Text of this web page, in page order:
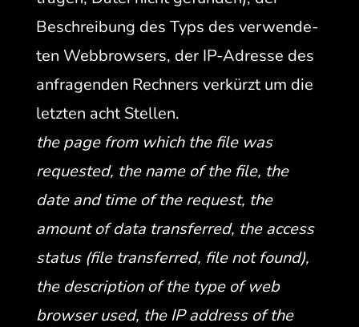
Beschrei­bung des Typs des ver­wen­de­
ten Web­browsers, der IP-Adresse des
anfra­gen­den Rech­n­ers verkürzt um die
let­zten acht Stellen.
the page from which the file was
request­ed, the name of the file, the
date and time of the request, the
amount of data trans­ferred, the access
sta­tus (file trans­ferred, file not found),
the descrip­tion of the type of web
brows­er used, the IP address of the